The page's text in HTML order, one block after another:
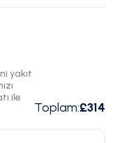
yakıt
ile
Toplam:£314